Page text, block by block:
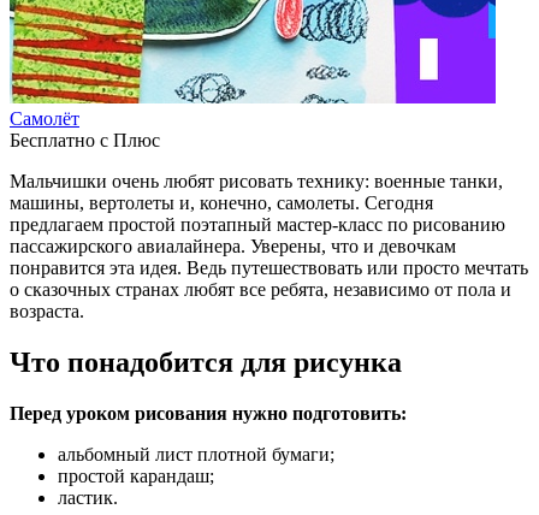
Самолёт
Бесплатно с Плюс
Мальчишки очень любят рисовать технику: военные танки,
машины, вертолеты и, конечно, самолеты. Сегодня
предлагаем простой поэтапный мастер-класс по рисованию
пассажирского авиалайнера. Уверены, что и девочкам
понравится эта идея. Ведь путешествовать или просто мечтать
о сказочных странах любят все ребята, независимо от пола и
возраста.
Что понадобится для рисунка
Перед уроком рисования нужно подготовить:
альбомный лист плотной бумаги;
простой карандаш;
ластик.